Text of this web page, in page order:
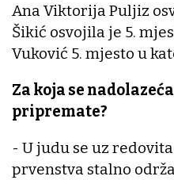
Ana Viktorija Puljiz
Šikić osvojila je 5.
Vuković 5. mjesto u
Za koja se
pripremate?
- U judu se uz
prvenstva stalno